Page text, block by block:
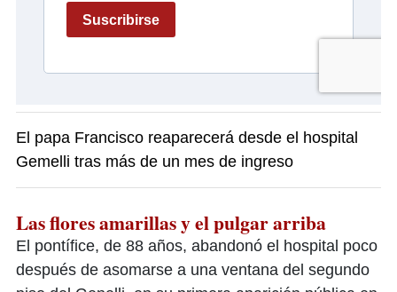
El papa Francisco reaparecerá desde el hospital
Gemelli tras más de un mes de ingreso
Las flores amarillas y el pulgar arriba
El pontífice, de 88 años, abandonó el hospital poco
después de asomarse a una ventana del segundo